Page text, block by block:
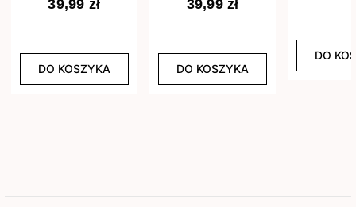
39,99 zł
DO KOSZYKA
39,99 zł
DO KOSZYKA
DO